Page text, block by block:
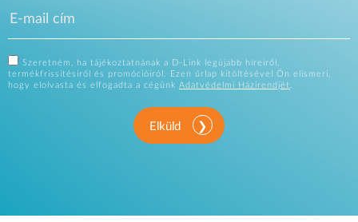
Szeretném, ha tájékoztatnának a D-Link legújabb híreiről,
termékfrissítésiről és promócióiról. Ezen űrlap kitöltésével Ön elismeri,
hogy elolvasta és elfogadta a cégünk Adatvédelmi Házirendjét.
Elküld